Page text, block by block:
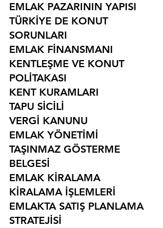
EMLAK PAZARININ YAPISI
TÜRKİYE DE KONUT
SORUNLARI
EMLAK FİNANSMANI
KENTLEŞME VE KONUT
POLİTAKASI
KENT KURAMLARI
TAPU SİCİLİ
VERGİ KANUNU
EMLAK YÖNETİMİ
TAŞINMAZ GÖSTERME
BELGESİ
EMLAK KİRALAMA
KİRALAMA İŞLEMLERİ
EMLAKTA SATIŞ PLANLAMA
STRATEJİSİ